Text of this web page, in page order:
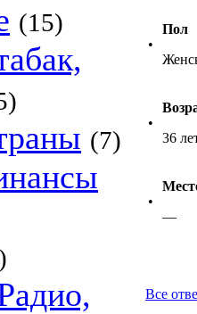
(15)
(7)
•
Пол
•
36
•
—
Все